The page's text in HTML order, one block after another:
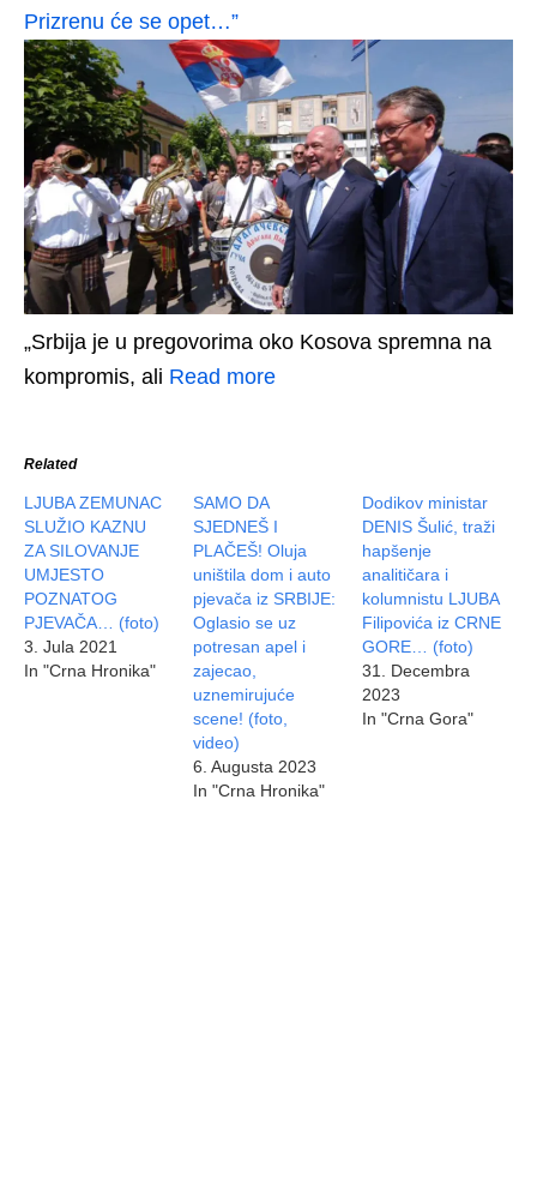
Prizrenu će se opet…”
„Srbija je u pregovorima oko Kosova spremna na
kompromis, ali Read more
Related
LJUBA ZEMUNAC
SLUŽIO KAZNU
ZA SILOVANJE
UMJESTO
POZNATOG
PJEVAČA… (foto)
3. Jula 2021
In "Crna Hronika"
SAMO DA
SJEDNEŠ I
PLAČEŠ! Oluja
uništila dom i auto
pjevača iz SRBIJE:
Oglasio se uz
potresan apel i
zajecao,
uznemirujuće
scene! (foto,
video)
6. Augusta 2023
In "Crna Hronika"
Dodikov ministar
DENIS Šulić, traži
hapšenje
analitičara i
kolumnistu LJUBA
Filipovića iz CRNE
GORE… (foto)
31. Decembra
2023
In "Crna Gora"